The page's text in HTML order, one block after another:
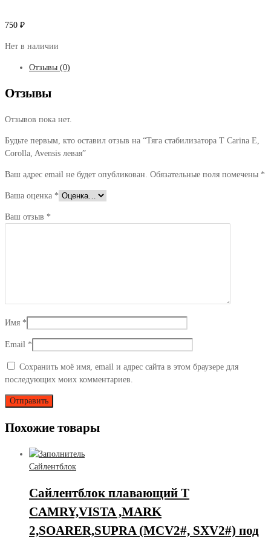
750 ₽
Нет в наличии
Отзывы (0)
Отзывы
Отзывов пока нет.
Будьте первым, кто оставил отзыв на “Тяга стабилизатора T Carina E,
Corolla, Avensis левая”
Ваш адрес email не будет опубликован. Обязательные поля помечены *
Ваша оценка *
Ваш отзыв *
Имя *
Email *
Сохранить моё имя, email и адрес сайта в этом браузере для
последующих моих комментариев.
Похожие товары
Сайлентблок
Сайлентблок плавающий T
CAMRY,VISTA ,MARK
2,SOARER,SUPRA (MCV2#, SXV2#) под